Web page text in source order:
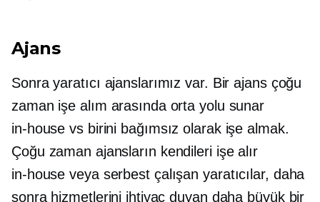
Ajans
Sonra yaratıcı ajanslarımız var. Bir ajans çoğu
zaman işe alım arasında orta yolu sunar
in-house vs birini bağımsız olarak işe almak.
Çoğu zaman ajansların kendileri işe alır
in-house veya serbest çalışan yaratıcılar, daha
sonra hizmetlerini ihtiyaç duyan daha büyük bir